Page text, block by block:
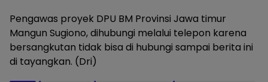
Pengawas proyek DPU BM Provinsi Jawa timur
Mangun Sugiono, dihubungi melalui telepon karena
bersangkutan tidak bisa di hubungi sampai berita ini
di tayangkan. (Dri)